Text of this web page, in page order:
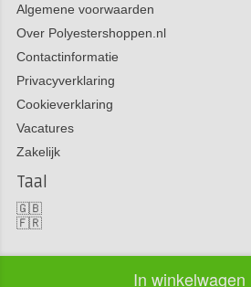
In winkelwagen
Algemene voorwaarden
Over Polyestershoppen.nl
Contactinformatie
Privacyverklaring
Cookieverklaring
Vacatures
Zakelijk
Taal
🇬🇧
🇫🇷